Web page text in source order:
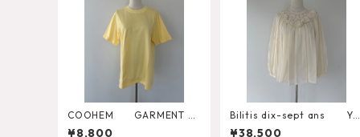
COOHEM GARMENT D
YED SOLID T-SHIRT（Shor
¥8,800
Bilitis dix-sept ans
k Lace Blouse 2911-960
¥38,500